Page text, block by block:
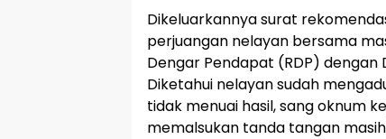
Dikeluarkannya surat
perjuangan nelayan bersama
Dengar Pendapat (RDP) dengan
Diketahui nelayan sudah
tidak menuai hasil, sang oknum
memalsukan tanda tangan